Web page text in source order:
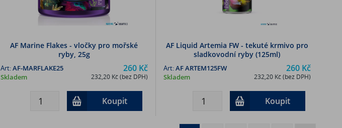
AF Marine Flakes - vločky pro mořské
ryby, 25g
260 Kč
232,20 Kč (bez DPH)
Art:AF-MARFLAKE25
Skladem
Koupit
AF Liquid Artemia FW - tekuté krmivo pro
sladkovodní ryby (125ml)
260 Kč
232,20 Kč (bez DPH)
Art:AF ARTEM125FW
Skladem
Koupit